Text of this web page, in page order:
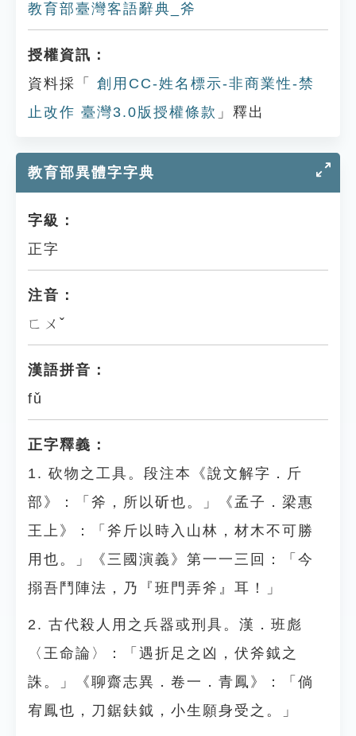
教育部臺灣客語辭典_斧
授權資訊：
資料採「
創用CC-姓名標示-非商業性-禁
止改作 臺灣3.0版授權條款 」釋出
教育部異體字字典
字級：
正字
注音：
ㄈㄨˇ
漢語拼音：
fǔ
正字釋義：
1. 砍物之工具。段注本《說文解字．斤
部》：「斧，所以斫也。」《孟子．梁惠
王上》：「斧斤以時入山林，材木不可勝
用也。」《三國演義》第一一三回：「今
搦吾鬥陣法，乃『班門弄斧』耳！」
2. 古代殺人用之兵器或刑具。漢．班彪
〈王命論〉：「遇折足之凶，伏斧鉞之
誅。」《聊齋志異．卷一．青鳳》：「倘
宥鳳也，刀鋸鈇鉞，小生願身受之。」